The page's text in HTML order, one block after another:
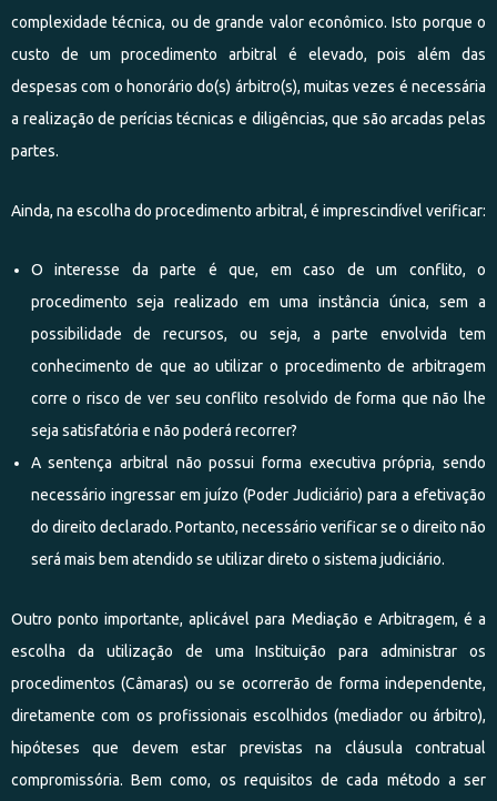
complexidade técnica, ou de grande valor econômico. Isto porque o
custo de um procedimento arbitral é elevado, pois além das
despesas com o honorário do(s) árbitro(s), muitas vezes é necessária
a realização de perícias técnicas e diligências, que são arcadas pelas
partes.
Ainda, na escolha do procedimento arbitral, é imprescindível verificar:
O interesse da parte é que, em caso de um conflito, o
procedimento seja realizado em uma instância única, sem a
possibilidade de recursos, ou seja, a parte envolvida tem
conhecimento de que ao utilizar o procedimento de arbitragem
corre o risco de ver seu conflito resolvido de forma que não lhe
seja satisfatória e não poderá recorrer?
A sentença arbitral não possui forma executiva própria, sendo
necessário ingressar em juízo (Poder Judiciário) para a efetivação
do direito declarado. Portanto, necessário verificar se o direito não
será mais bem atendido se utilizar direto o sistema judiciário.
Outro ponto importante, aplicável para Mediação e Arbitragem, é a
escolha da utilização de uma Instituição para administrar os
procedimentos (Câmaras) ou se ocorrerão de forma independente,
diretamente com os profissionais escolhidos (mediador ou árbitro),
hipóteses que devem estar previstas na cláusula contratual
compromissória. Bem como, os requisitos de cada método a ser